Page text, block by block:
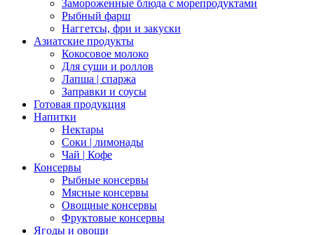
Замороженные блюда с морепродуктами
Рыбный фарш
Наггетсы, фри и закуски
Азиатские продукты
Кокосовое молоко
Для суши и роллов
Лапша | спаржа
Заправки и соусы
Готовая продукция
Напитки
Нектары
Соки | лимонады
Чай | Кофе
Консервы
Рыбные консервы
Мясные консервы
Овощные консервы
Фруктовые консервы
Ягоды и овощи